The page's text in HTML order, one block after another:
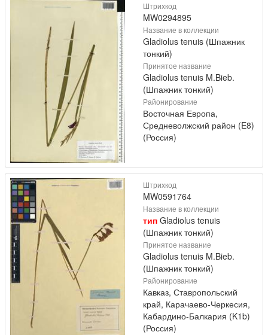
Штрихкод
MW0294895
Название в коллекции
Gladiolus tenuis (Шпажник
тонкий)
Принятое название
Gladiolus tenuis M.Bieb.
(Шпажник тонкий)
Районирование
Восточная Европа,
Средневолжский район (E8)
(Россия)
Штрихкод
MW0591764
Название в коллекции
тип Gladiolus tenuis
(Шпажник тонкий)
Принятое название
Gladiolus tenuis M.Bieb.
(Шпажник тонкий)
Районирование
Кавказ, Ставропольский
край, Карачаево-Черкесия,
Кабардино-Балкария (K1b)
(Россия)